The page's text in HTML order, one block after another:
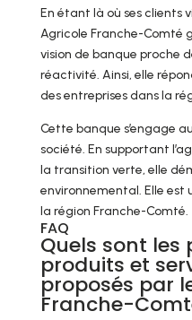
En étant là où ses clients
Agricole Franche-Comté
vision de banque proche
réactivité. Ainsi, elle
des entreprises dans la
Cette banque s’engage
société. En supportant
la transition verte, elle
environnemental. Elle est
la région Franche-Comté.
FAQ
Quels sont les
produits et
proposés par
Franche-